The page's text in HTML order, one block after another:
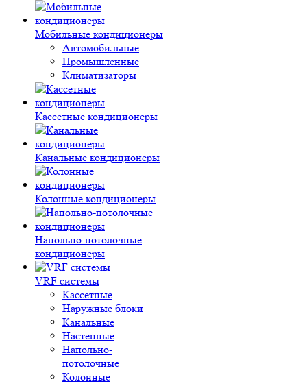
Мобильные кондиционеры
Автомобильные
Промышленные
Климатизаторы
Кассетные кондиционеры
Канальные кондиционеры
Колонные кондиционеры
Напольно-потолочные
кондиционеры
VRF системы
Кассетные
Наружные блоки
Канальные
Настенные
Напольно-
потолочные
Колонные